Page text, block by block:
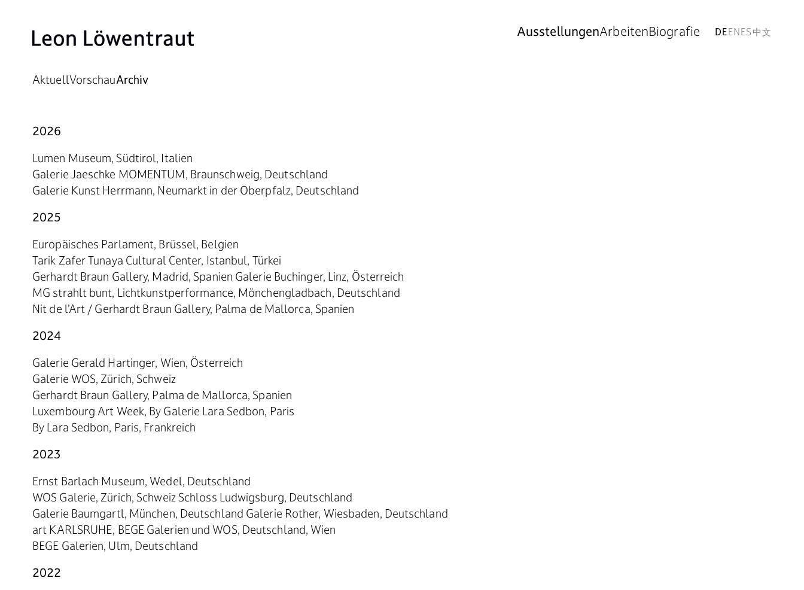
AusstellungenArbeitenBiografie DEENES 中文
AktuellVorschauArchiv
Ausstellungsarchiv – Leon Löwentraut
2026
Lumen Museum, Südtirol, Italien
Galerie Jaeschke MOMENTUM, Braunschweig, Deutschland
Galerie Kunst Herrmann, Neumarkt in der Oberpfalz, Deutschland
2025
Europäisches Parlament, Brüssel, Belgien
Tarik Zafer Tunaya Cultural Center, Istanbul, Türkei
Gerhardt Braun Gallery, Madrid, Spanien Galerie Buchinger, Linz, Österreich
MG strahlt bunt, Lichtkunstperformance, Mönchengladbach, Deutschland
Nit de l’Art / Gerhardt Braun Gallery, Palma de Mallorca, Spanien
2024
Galerie Gerald Hartinger, Wien, Österreich
Galerie WOS, Zürich, Schweiz
Gerhardt Braun Gallery, Palma de Mallorca, Spanien
Luxembourg Art Week, By Galerie Lara Sedbon, Paris
By Lara Sedbon, Paris, Frankreich
2023
Ernst Barlach Museum, Wedel, Deutschland
WOS Galerie, Zürich, Schweiz Schloss Ludwigsburg, Deutschland
Galerie Baumgartl, München, Deutschland Galerie Rother, Wiesbaden, Deutschland
art KARLSRUHE, BEGE Galerien und WOS, Deutschland, Wien
BEGE Galerien, Ulm, Deutschland
2022